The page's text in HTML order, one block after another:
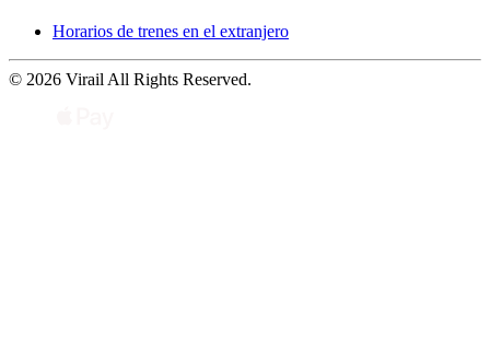
Horarios de trenes en el extranjero
© 2026 Virail All Rights Reserved.